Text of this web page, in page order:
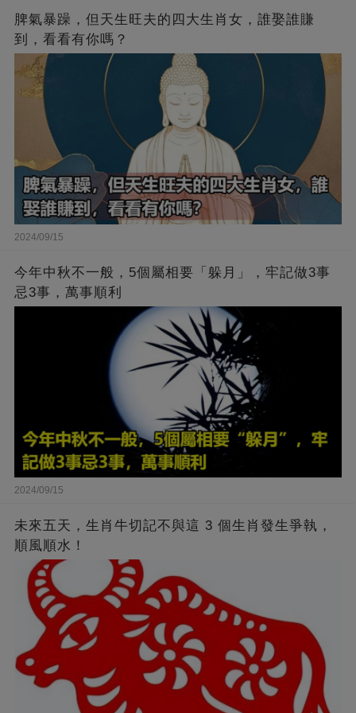
脾氣暴躁，但天生旺夫的四大生肖女，誰娶誰賺
到，看看有你嗎？
2024/09/15
今年中秋不一般，5個屬相要「躲月」，牢記做3事
忌3事，萬事順利
2024/09/15
未來五天，生肖牛切記不與這 3 個生肖發生爭執，
順風順水！